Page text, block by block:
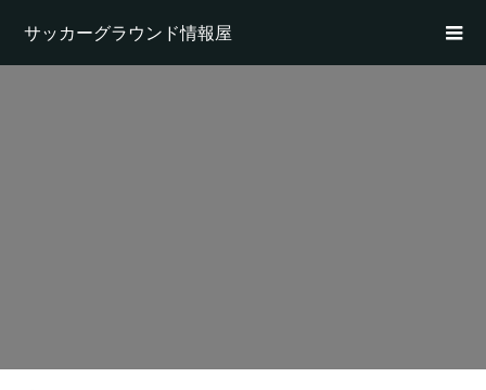
サッカーグラウンド情報屋